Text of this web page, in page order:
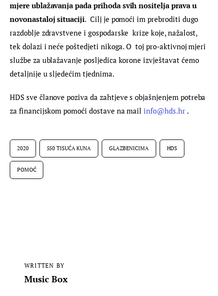
mjere ublažavanja pada prihoda svih nositelja prava u
novonastaloj situaciji. Cilj je pomoći im prebroditi dugo
razdoblje zdravstvene i gospodarske  krize koje, nažalost,
tek dolazi i neće poštedjeti nikoga. O  toj pro-aktivnoj mjeri
službe za ublažavanje posljedica korone izvještavat ćemo
detaljnije u sljedećim tjednima.
HDS sve članove poziva da zahtjeve s objašnjenjem potreba
za financijskom pomoći dostave na mail info@hds.hr .
2020 550 TISUĆA KUNA GLAZBENICIMA HDS
POMOĆ
WRITTEN BY
Music Box